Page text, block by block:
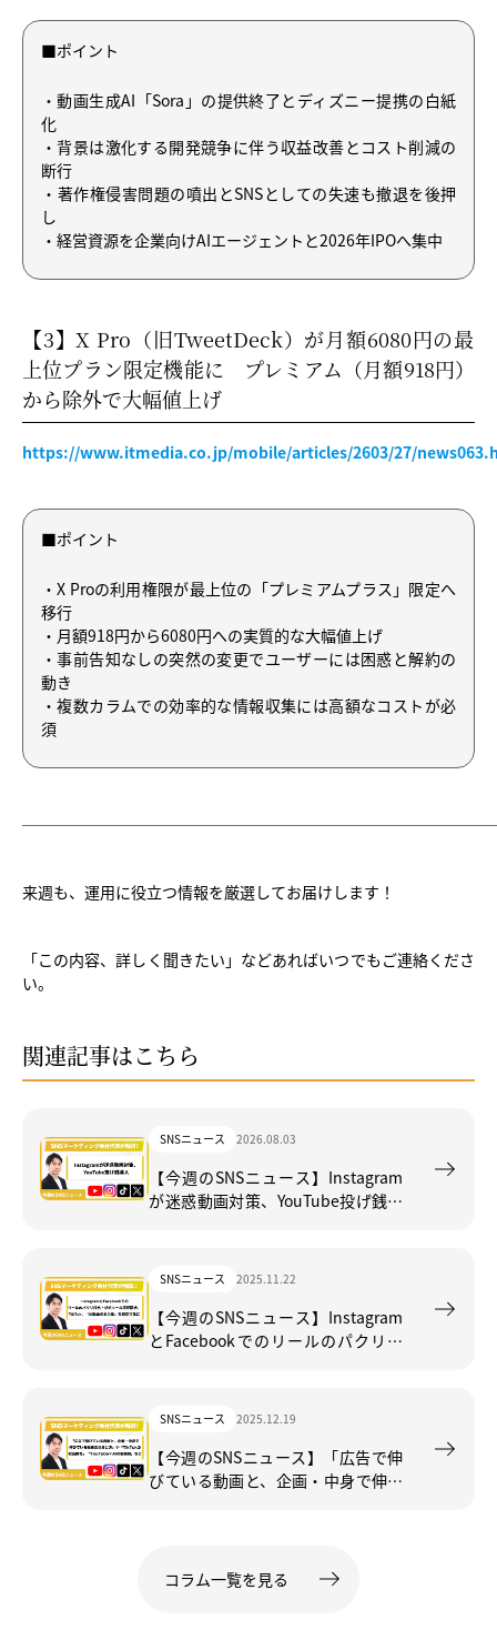
■ポイント
・動画生成AI「Sora」の提供終了とディズニー提携の白紙
化
・背景は激化する開発競争に伴う収益改善とコスト削減の
断行
・著作権侵害問題の噴出とSNSとしての失速も撤退を後押
し
・経営資源を企業向けAIエージェントと2026年IPOへ集中
【3】X Pro（旧TweetDeck）が月額6080円の最
上位プラン限定機能に プレミアム（月額918円）
から除外で大幅値上げ
https://www.itmedia.co.jp/mobile/articles/2603/27/
■ポイント
・X Proの利用権限が最上位の「プレミアムプラス」限定へ
移行
・月額918円から6080円への実質的な大幅値上げ
・事前告知なしの突然の変更でユーザーには困惑と解約の
動き
・複数カラムでの効率的な情報収集には高額なコストが必
須
来週も、運用に役立つ情報を厳選してお届けします！
「この内容、詳しく聞きたい」などあればいつでもご連絡くださ
い。
関連記事はこちら
SNSニュース 2026.08.03
【今週のSNSニュース】Instagram
が迷惑動画対策、YouTube投げ銭導
SNSニュース 2025.11.22
【今週のSNSニュース】Instagram
とFacebookでのリールのパクリ検
SNSニュース 2025.12.19
【今週のSNSニュース】「広告で伸
びている動画と、企画・中身で伸び
コラム一覧を見る